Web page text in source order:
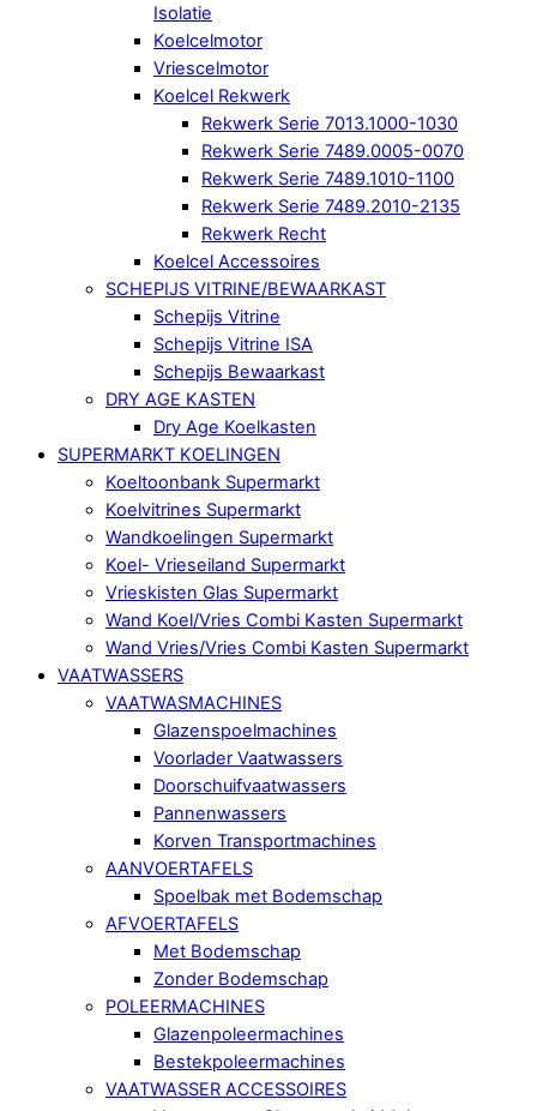
Isolatie
Koelcelmotor
Vriescelmotor
Koelcel Rekwerk
Rekwerk Serie 7013.1000-1030
Rekwerk Serie 7489.0005-0070
Rekwerk Serie 7489.1010-1100
Rekwerk Serie 7489.2010-2135
Rekwerk Recht
Koelcel Accessoires
SCHEPIJS VITRINE/BEWAARKAST
Schepijs Vitrine
Schepijs Vitrine ISA
Schepijs Bewaarkast
DRY AGE KASTEN
Dry Age Koelkasten
SUPERMARKT KOELINGEN
Koeltoonbank Supermarkt
Koelvitrines Supermarkt
Wandkoelingen Supermarkt
Koel- Vrieseiland Supermarkt
Vrieskisten Glas Supermarkt
Wand Koel/Vries Combi Kasten Supermarkt
Wand Vries/Vries Combi Kasten Supermarkt
VAATWASSERS
VAATWASMACHINES
Glazenspoelmachines
Voorlader Vaatwassers
Doorschuifvaatwassers
Pannenwassers
Korven Transportmachines
AANVOERTAFELS
Spoelbak met Bodemschap
AFVOERTAFELS
Met Bodemschap
Zonder Bodemschap
POLEERMACHINES
Glazenpoleermachines
Bestekpoleermachines
VAATWASSER ACCESSOIRES